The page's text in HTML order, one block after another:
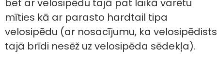
bet ar velosipēdu tajā pat laikā varētu
mīties kā ar parasto hardtail tipa
velosipēdu (ar nosacījumu, ka velosipēdists
tajā brīdi nesēž uz velosipēda sēdekļa).